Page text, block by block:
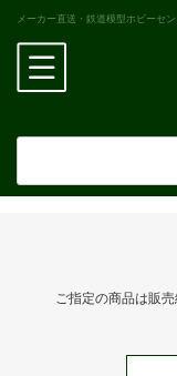
メーカー直送・鉄道模型ホビーセ
ご指定の商品は販